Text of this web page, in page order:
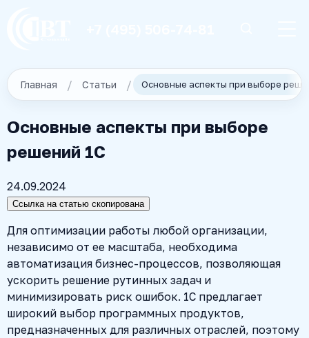
Главная Статьи Основные аспекты при выборе
Основные аспекты при выборе
решений 1С
24.09.2024
Ссылка на статью скопирована
Для оптимизации работы любой организации,
независимо от ее масштаба, необходима
автоматизация бизнес-процессов, позволяющая
ускорить решение рутинных задач и
минимизировать риск ошибок. 1С предлагает
широкий выбор программных продуктов,
предназначенных для различных отраслей, поэтому